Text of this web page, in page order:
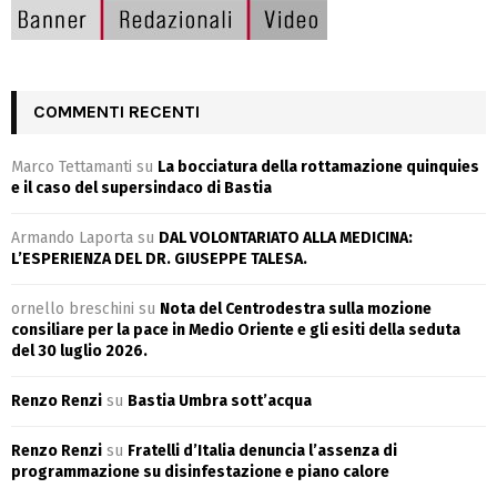
COMMENTI RECENTI
Marco Tettamanti su La bocciatura della rottamazione quinquies
e il caso del supersindaco di Bastia
Armando Laporta su DAL VOLONTARIATO ALLA MEDICINA:
L’ESPERIENZA DEL DR. GIUSEPPE TALESA.
ornello breschini su Nota del Centrodestra sulla mozione
consiliare per la pace in Medio Oriente e gli esiti della seduta
del 30 luglio 2026.
Renzo Renzi su Bastia Umbra sott’acqua
Renzo Renzi su Fratelli d’Italia denuncia l’assenza di
programmazione su disinfestazione e piano calore